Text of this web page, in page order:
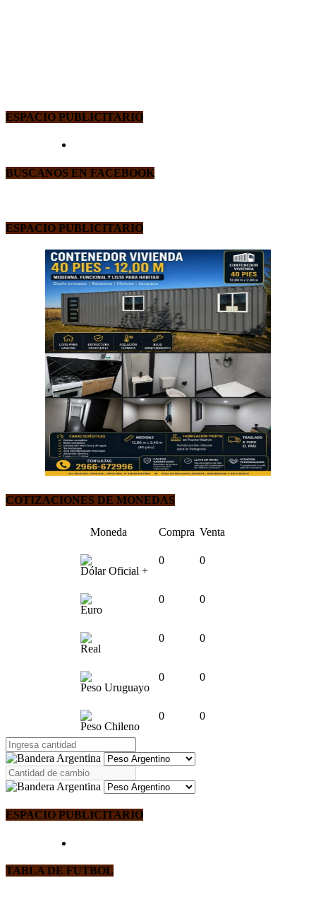
ESPACIO PUBLICITARIO
BUSCANOS EN FACEBOOK
ESPACIO PUBLICITARIO
COTIZACIONES DE MONEDAS
Moneda Compra Venta
Dólar Oficial +
0 0
Euro
0 0
Real
0 0
Peso Uruguayo
0 0
Peso Chileno
0 0
ESPACIO PUBLICITARIO
TABLA DE FUTBOL